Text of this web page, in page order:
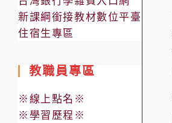
新課綱銜接教材數位平臺
住宿生專區
教職員專區
※線上點名※
※學習歷程※